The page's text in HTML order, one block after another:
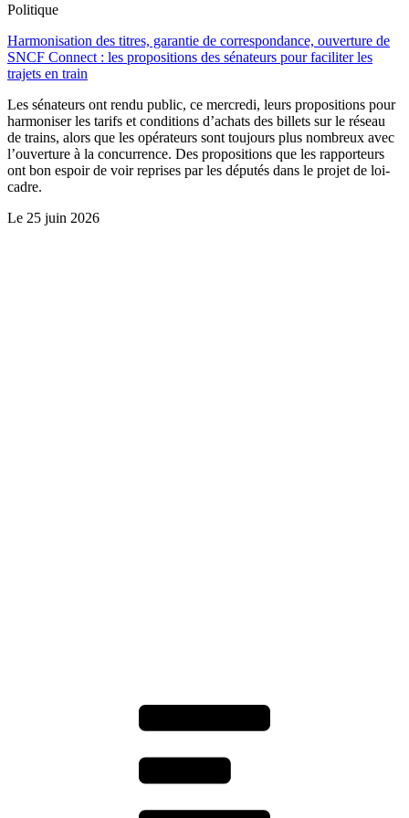
Politique
Harmonisation des titres, garantie de correspondance, ouverture de
SNCF Connect : les propositions des sénateurs pour faciliter les
trajets en train
Les sénateurs ont rendu public, ce mercredi, leurs propositions pour
harmoniser les tarifs et conditions d’achats des billets sur le réseau
de trains, alors que les opérateurs sont toujours plus nombreux avec
l’ouverture à la concurrence. Des propositions que les rapporteurs
ont bon espoir de voir reprises par les députés dans le projet de loi-
cadre.
Le 25 juin 2026